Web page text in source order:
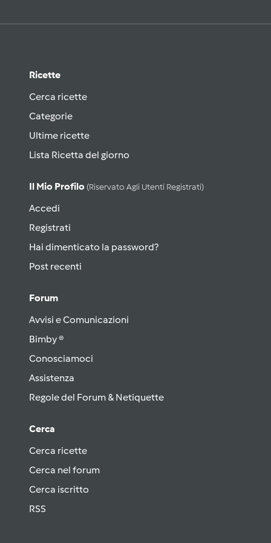
Ricette
Cerca ricette
Categorie
Ultime ricette
Lista Ricetta del giorno
Il Mio Profilo (riservato Agli Utenti Registrati)
Accedi
Registrati
Hai dimenticato la password?
Post recenti
Forum
Avvisi e Comunicazioni
Bimby ®
Conosciamoci
Assistenza
Regole del Forum & Netiquette
Cerca
Cerca ricette
Cerca nel forum
Cerca iscritto
RSS